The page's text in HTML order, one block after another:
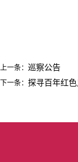
上一条： 巡察公告
下一条： 探寻百年红